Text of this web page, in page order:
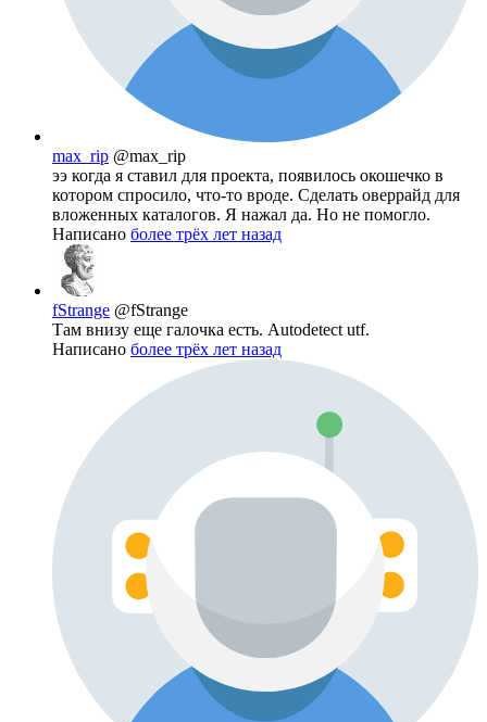
max_rip @max_rip
ээ когда я ставил для проекта, появилось окошечко в
котором спросило, что-то вроде. Сделать оверрайд для
вложенных каталогов. Я нажал да. Но не помогло.
Написано более трёх лет назад
fStrange @fStrange
Там внизу еще галочка есть. Autodetect utf.
Написано более трёх лет назад